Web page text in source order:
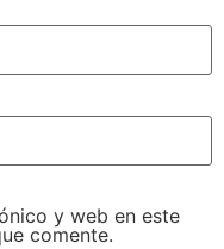
y web en este
comente.